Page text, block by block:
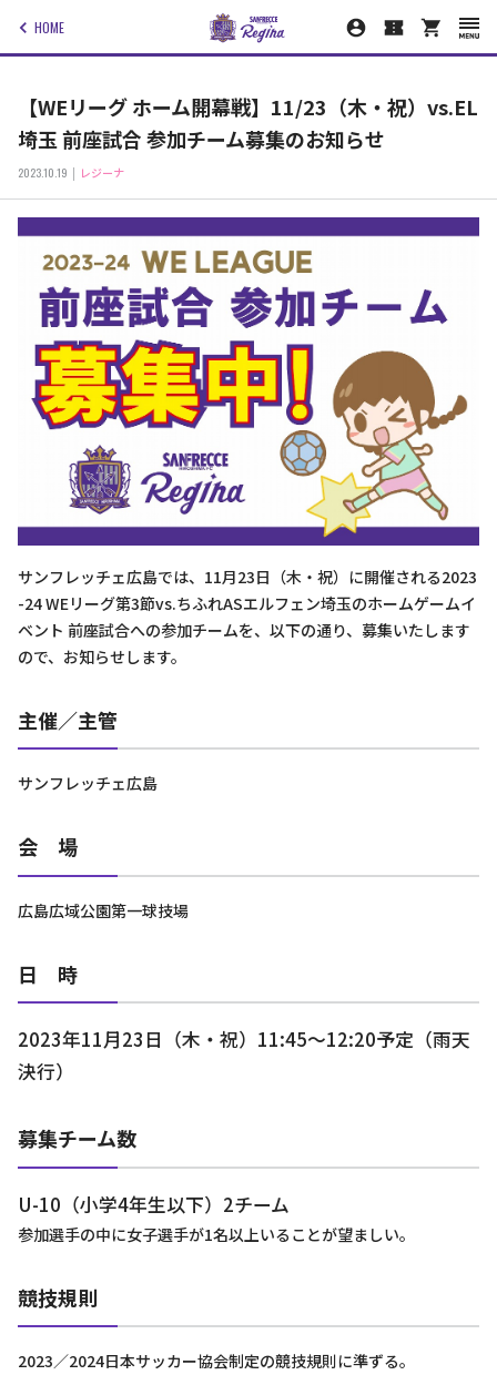
HOME
【WEリーグ ホーム開幕戦】11/23（木・祝）vs.EL
埼玉 前座試合 参加チーム募集のお知らせ
2023.10.19 レジーナ
サンフレッチェ広島では、11月23日（木・祝）に開催される2023
-24 WEリーグ第3節vs.ちふれASエルフェン埼玉のホームゲームイ
ベント 前座試合への参加チームを、以下の通り、募集いたします
ので、お知らせします。
主催／主管
サンフレッチェ広島
会 場
広島広域公園第一球技場
日 時
2023年11月23日（木・祝）11:45～12:20予定（雨天
決行）
募集チーム数
U-10（小学4年生以下）2チーム
参加選手の中に女子選手が1名以上いることが望ましい。
競技規則
2023／2024日本サッカー協会制定の競技規則に準ずる。